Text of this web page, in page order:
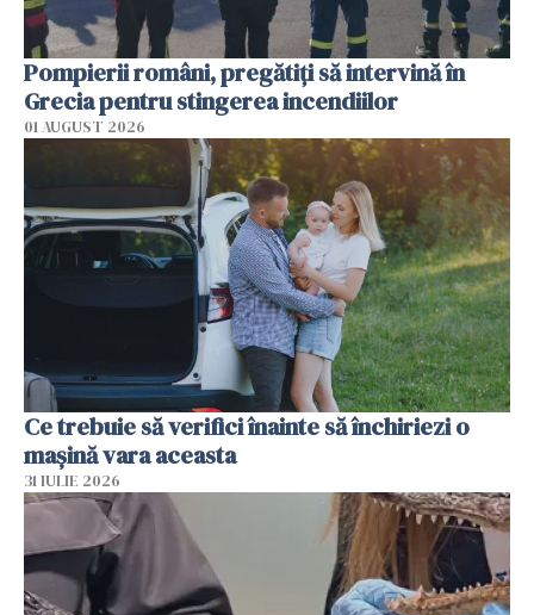
Pompierii români, pregătiţi să intervină în
Grecia pentru stingerea incendiilor
01 AUGUST 2026
Ce trebuie să verifici înainte să închiriezi o
mașină vara aceasta
31 IULIE 2026